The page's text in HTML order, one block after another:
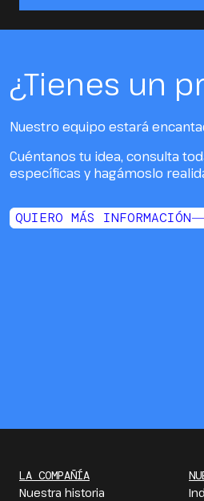
¿Tienes un
Nuestro equipo estará
Cuéntanos tu idea, consulta
específicas y hagámoslo
QUIERO MÁS INFORMACIÓN
LA COMPAÑÍA
Nuestra historia